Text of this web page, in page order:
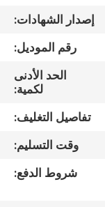
الافتراضي
معلومات
المعمل
إصدار الشهادات:
رقم الموديل:
الحد الأدنى
لكمية:
تفاصيل التغليف:
وقت التسليم:
شروط الدفع: